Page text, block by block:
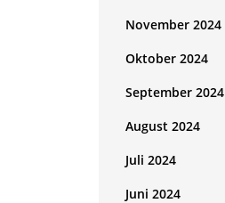
November 2024
Oktober 2024
September 2024
August 2024
Juli 2024
Juni 2024